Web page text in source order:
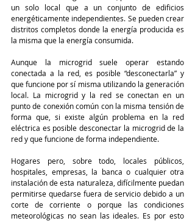
un solo local que a un conjunto de edificios
energéticamente independientes. Se pueden crear
distritos completos donde la energía producida es
la misma que la energía consumida.
Aunque la microgrid suele operar estando
conectada a la red, es posible “desconectarla” y
que funcione por sí misma utilizando la generación
local. La microgrid y la red se conectan en un
punto de conexión común con la misma tensión de
forma que, si existe algún problema en la red
eléctrica es posible desconectar la microgrid de la
red y que funcione de forma independiente.
Hogares pero, sobre todo, locales públicos,
hospitales, empresas, la banca o cualquier otra
instalación de esta naturaleza, difícilmente puedan
permitirse quedarse fuera de servicio debido a un
corte de corriente o porque las condiciones
meteorológicas no sean las ideales. Es por esto